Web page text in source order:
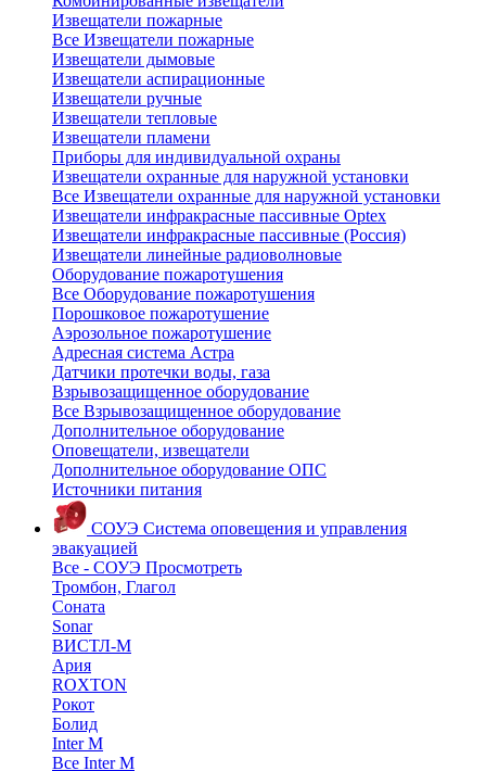
Извещатели пожарные
Все Извещатели пожарные
Извещатели дымовые
Извещатели аспирационные
Извещатели ручные
Извещатели тепловые
Извещатели пламени
Приборы для индивидуальной охраны
Извещатели охранные для наружной установки
Все Извещатели охранные для наружной установки
Извещатели инфракрасные пассивные Optex
Извещатели инфракрасные пассивные (Россия)
Извещатели линейные радиоволновые
Оборудование пожаротушения
Все Оборудование пожаротушения
Порошковое пожаротушение
Аэрозольное пожаротушение
Адресная система Астра
Датчики протечки воды, газа
Взрывозащищенное оборудование
Все Взрывозащищенное оборудование
Дополнительное оборудование
Оповещатели, извещатели
Дополнительное оборудование ОПС
Источники питания
СОУЭ Система оповещения и управления
эвакуацией
Все - СОУЭ Просмотреть
Тромбон, Глагол
Соната
Sonar
ВИСТЛ-М
Ария
ROXTON
Рокот
Болид
Inter M
Все Inter M